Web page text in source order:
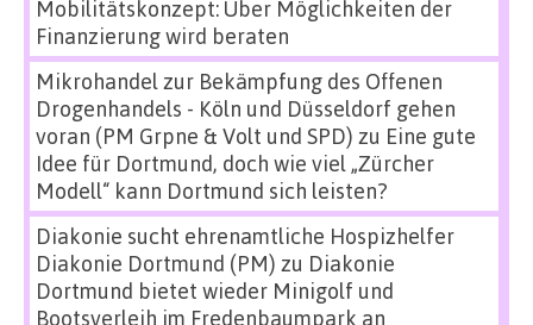
Mobilitätskonzept: Über Möglichkeiten der
Finanzierung wird beraten
Mikrohandel zur Bekämpfung des Offenen
Drogenhandels - Köln und Düsseldorf gehen
voran (PM Grpne & Volt und SPD) zu Eine gute
Idee für Dortmund, doch wie viel „Zürcher
Modell“ kann Dortmund sich leisten?
Diakonie sucht ehrenamtliche Hospizhelfer
Diakonie Dortmund (PM) zu Diakonie
Dortmund bietet wieder Minigolf und
Bootsverleih im Fredenbaumpark an